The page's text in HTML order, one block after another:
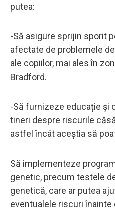
putea:
-Să asigure sprijin sporit
afectate de problemele
ale copiilor, mai ales în
Bradford.
-Să furnizeze educație și
tineri despre riscurile
astfel încât aceștia să
Să implementeze
genetic, precum testele
genetică, care ar putea
eventualele riscuri înainte